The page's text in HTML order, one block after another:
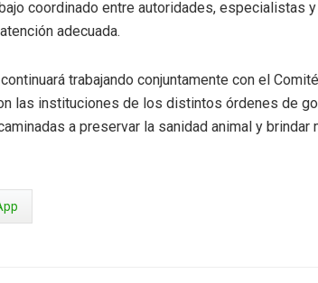
coordinado entre autoridades, especialistas
adecuada.
trabajando conjuntamente con el
las instituciones de los distintos órdenes de
a preservar la sanidad animal y brindar